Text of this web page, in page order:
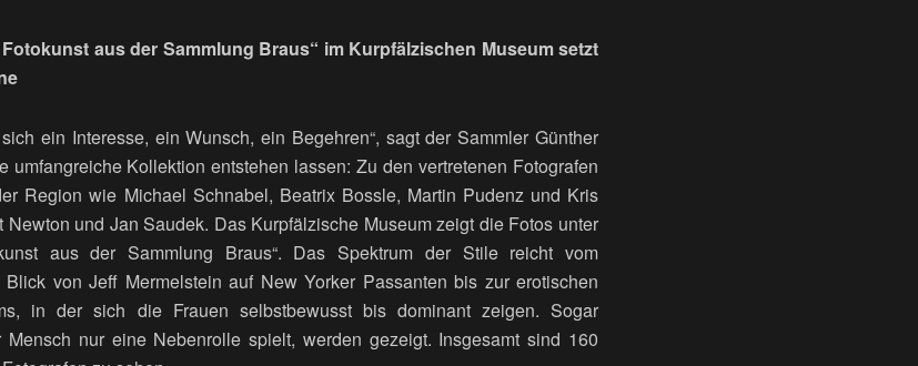
aus der Sammlung Braus“ im Kurpfälzischen Museum setzt
ein Interesse, ein Wunsch, ein Begehren“, sagt der Sammler Günther
umfangreiche Kollektion entstehen lassen: Zu den vertretenen Fotografen
Region wie Michael Schnabel, Beatrix Bossle, Martin Pudenz und Kris
und Jan Saudek. Das Kurpfälzische Museum zeigt die Fotos unter
aus der Sammlung Braus“. Das Spektrum der Stile reicht vom
Blick von Jeff Mermelstein auf New Yorker Passanten bis zur erotischen
in der sich die Frauen selbstbewusst bis dominant zeigen. Sogar
nur eine Nebenrolle spielt, werden gezeigt. Insgesamt sind 160